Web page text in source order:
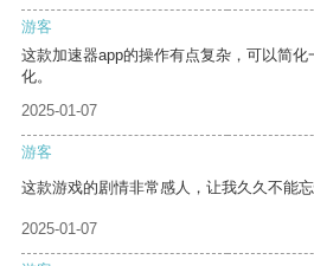
游客
这款加速器app的操作有点复杂，可以简
化。
2025-01-07
游客
这款游戏的剧情非常感人，让我久久不能忘
2025-01-07